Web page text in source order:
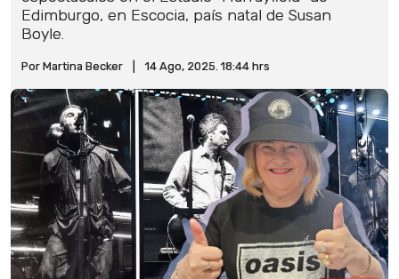
Edimburgo, en Escocia, país natal de Susan
Boyle.
Por Martina Becker 14 Ago, 2025. 18:44 hrs